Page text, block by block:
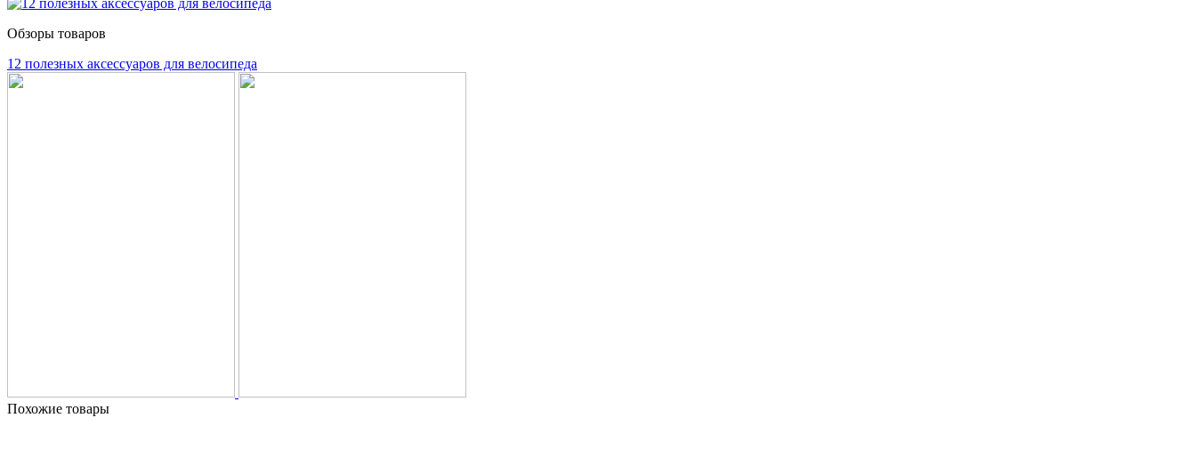
Обзоры товаров
12 полезных аксессуаров для велосипеда
Похожие товары